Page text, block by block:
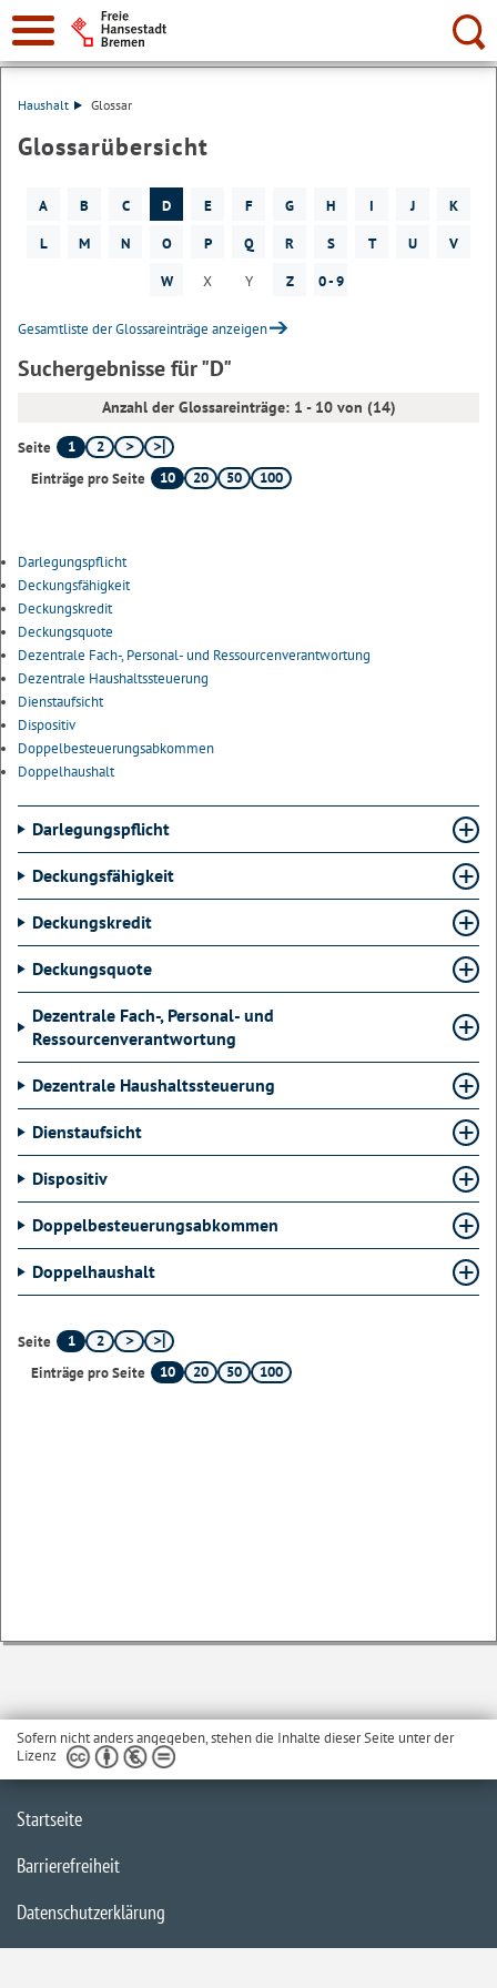
Suche:
Haushalt Glossar
Glossarübersicht
A B C D E F G H I J
K
L
M N O P Q R S T U
V
W
X Y Z 0 - 9
Gesamtliste der Glossareinträge anzeigen
Suchergebnisse für "D"
Anzahl der Glossareinträge: 1 - 10 von (14)
Seite 1
2
Einträge pro Seite
10 20 50 100
Darlegungspflicht
Deckungsfähigkeit
Deckungskredit
Deckungsquote
Dezentrale Fach-, Personal- und Ressourcenverantwortung
Dezentrale Haushaltssteuerung
Dienstaufsicht
Dispositiv
Doppelbesteuerungsabkommen
Doppelhaushalt
Darlegungspflicht
Deckungsfähigkeit
Deckungskredit
Deckungsquote
Dezentrale Fach-, Personal- und
Ressourcenverantwortung
Dezentrale Haushaltssteuerung
Dienstaufsicht
Dispositiv
Doppelbesteuerungsabkommen
Doppelhaushalt
Seite 1
2
Einträge pro Seite
10 20 50 100
Sofern nicht anders angegeben, stehen die Inhalte dieser Seite unter der
Lizenz
Startseite
Barrierefreiheit
Datenschutzerklärung